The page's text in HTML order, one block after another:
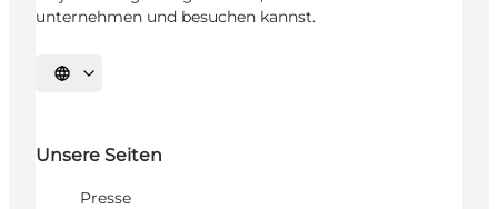
unternehmen und besuchen kannst.
Sprache auswählen
Unsere Seiten
Presse